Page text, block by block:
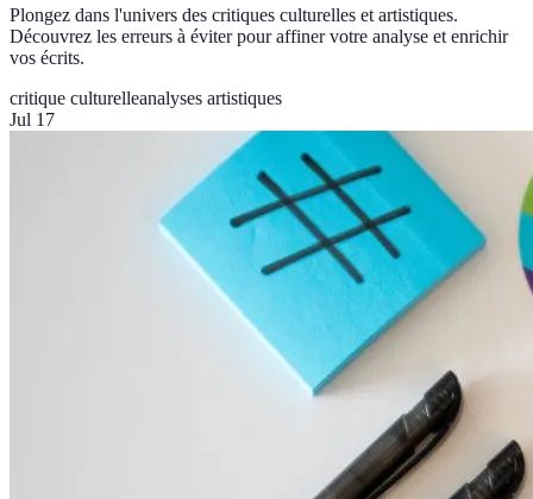
Plongez dans l'univers des critiques culturelles et artistiques.
Découvrez les erreurs à éviter pour affiner votre analyse et enrichir
vos écrits.
critique culturelleanalyses artistiques
Jul 17